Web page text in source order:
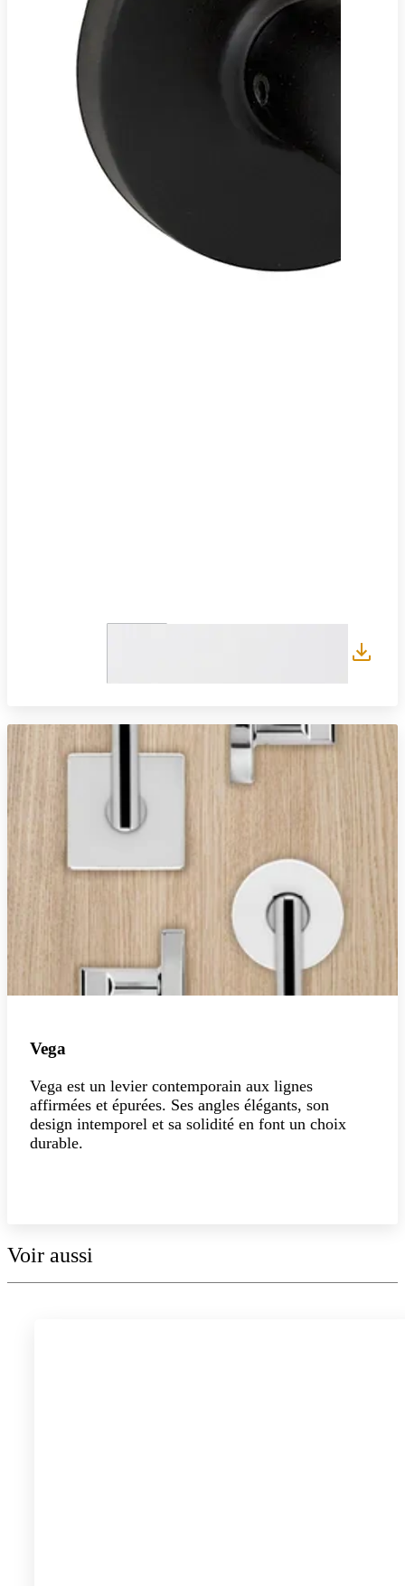
Vega
Vega est un levier contemporain aux lignes
affirmées et épurées. Ses angles élégants, son
design intemporel et sa solidité en font un choix
durable.
Voir aussi